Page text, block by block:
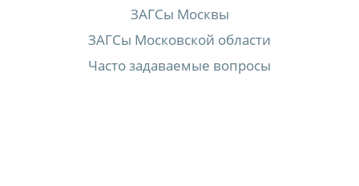
ЗАГСы Москвы
ЗАГСы Московской области
Часто задаваемые вопросы